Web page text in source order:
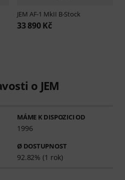
JEM AF-1 MkII B-Stock
33 890 Kč
o JEM
MÁME K DISPOZICI OD
1996
Ø DOSTUPNOST
92.82% (1 rok)